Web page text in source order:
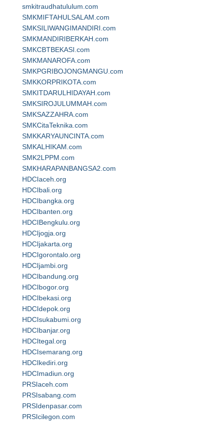
smkitraudhatululum.com
SMKMIFTAHULSALAM.com
SMKSILIWANGIMANDIRI.com
SMKMANDIRIBERKAH.com
SMKCBTBEKASI.com
SMKMANAROFA.com
SMKPGRIBOJONGMANGU.com
SMKKORPRIKOTA.com
SMKITDARULHIDAYAH.com
SMKSIROJULUMMAH.com
SMKSAZZAHRA.com
SMKCitaTeknika.com
SMKKARYAUNCINTA.com
SMKALHIKAM.com
SMK2LPPM.com
SMKHARAPANBANGSA2.com
HDCIaceh.org
HDCIbali.org
HDCIbangka.org
HDCIbanten.org
HDCIBengkulu.org
HDCIjogja.org
HDCIjakarta.org
HDCIgorontalo.org
HDCIjambi.org
HDCIbandung.org
HDCIbogor.org
HDCIbekasi.org
HDCIdepok.org
HDCIsukabumi.org
HDCIbanjar.org
HDCItegal.org
HDCIsemarang.org
HDCIkediri.org
HDCImadiun.org
PRSIaceh.com
PRSIsabang.com
PRSIdenpasar.com
PRSIcilegon.com